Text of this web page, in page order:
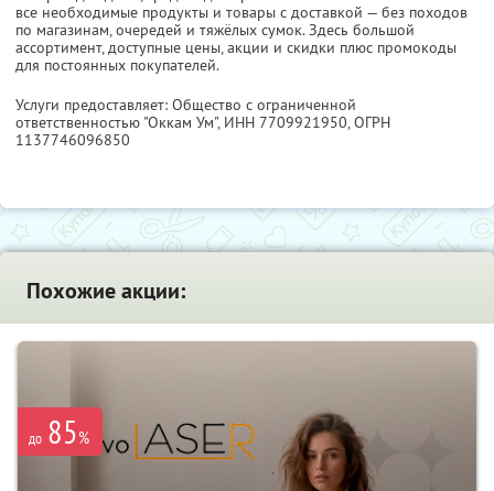
все необходимые продукты и товары с доставкой — без походов
по магазинам, очередей и тяжёлых сумок. Здесь большой
ассортимент, доступные цены, акции и скидки плюс промокоды
для постоянных покупателей.
Услуги предоставляет: Общество с ограниченной
ответственностью "Оккам Ум", ИНН 7709921950, ОГРН
1137746096850
Похожие акции:
до 85%